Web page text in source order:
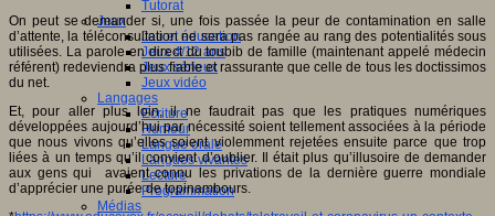
Tutorat
Jeux
Jeu et éducation
Jeux 4/12 ans
Jeux sérieux
Jeux vidéo
Langages
Ecriture
Humour
Langue orale
Langues vivantes
Lecture
Programmation
Médias
On peut se demander si, une fois passée la peur de contamination en salle
d’attente, la téléconsultation ne sera pas rangée au rang des potentialités sous
utilisées. La parole en direct du toubib de famille (maintenant appelé médecin
référent) redeviendra plus fiable et rassurante que celle de tous les doctissimos
du net.
Et, pour aller plus loin, il ne faudrait pas que les pratiques numériques
développées aujourd’hui par nécessité soient tellement associées à la période
que nous vivons qu’elles soient violemment rejetées ensuite parce que trop
liées à un temps qu’il convient d’oublier. Il était plus qu’illusoire de demander
aux gens qui avaient connu les privations de la dernière guerre mondiale
d’apprécier une purée de topinambours.